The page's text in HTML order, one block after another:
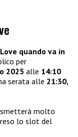
quando va in
per
2025 alle 14:10
serata alle 21:30,
molto
lo slot del